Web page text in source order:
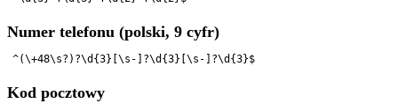
Numer telefonu (polski, 9 cyfr)
Kod pocztowy